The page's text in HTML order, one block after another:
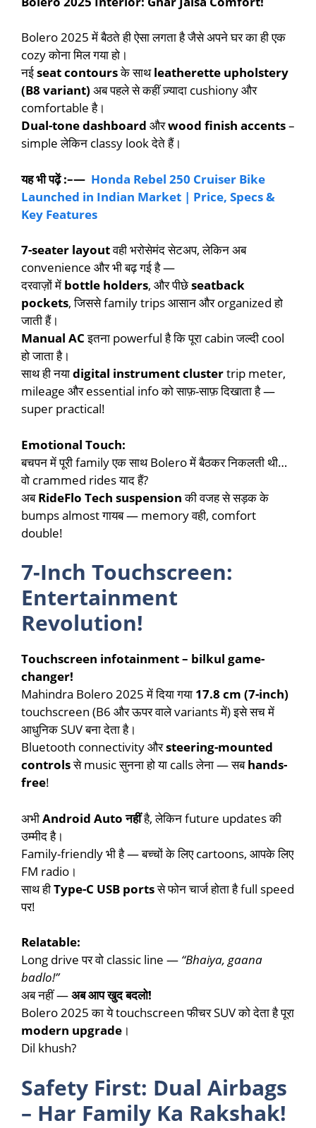
Bolero 2025 में बैठते ही ऐसा लगता है जैसे अपने घर का ही एक
cozy कोना मिल गया हो।
नईseat contoursके साथleatherette upholstery
(B8 variant) अब पहले से कहीं ज़्यादा cushiony और
comfortable है।
Dual-tone dashboard औरwood finish accents–
simple लेकिन classy look देते हैं।
यह भी पढ़ें :–— Honda Rebel 250 Cruiser Bike
Launched in Indian Market | Price, Specs &
Key Features
7-seater layoutवही भरोसेमंद सेटअप, लेकिन अब
convenience और भी बढ़ गई है —
दरवाज़ों में bottle holders, और पीछेseatback
pockets, जिससे family trips आसान और organized हो
जाती हैं।
Manual ACइतना powerful है कि पूरा cabin जल्दी cool
हो जाता है।
साथ ही नयाdigital instrument clustertrip meter,
mileage और essential info को साफ़-साफ़ दिखाता है —
super practical!
Emotional Touch:
बचपन में पूरी family एक साथ Bolero में बैठकर निकलती थी…
वो crammed rides याद हैं?
अबRideFlo Tech suspensionकी वजह से सड़क के
bumps almost गायब — memory वही, comfort
double!
7-Inch Touchscreen:
Entertainment
Revolution!
Touchscreen infotainment – bilkul game-
changer!
Mahindra Bolero 2025 में दिया गया 17.8 cm (7-inch)
touchscreen (B6 और ऊपर वाले variants में) इसे सच में
आधुनिक SUV बना देता है।
Bluetooth connectivity औरsteering-mounted
controlsसे music सुनना हो या calls लेना — सबhands-
free!
अभीAndroid Auto नहींहै, लेकिन future updates की
उम्मीद है।
Family-friendly भी है — बच्चों के लिए cartoons, आपके लिए
FM radio।
साथ हीType-C USB portsसे फोन चार्ज होता है full speed
पर!
Relatable:
Long drive पर वो classic line — “Bhaiya, gaana
badlo!”
अब नहीं —अब आप खुद बदलो!
Bolero 2025 का ये touchscreen फीचर SUV को देता है पूरा
modern upgrade ।
Dil khush?
Safety First: Dual Airbags
– Har Family Ka Rakshak!